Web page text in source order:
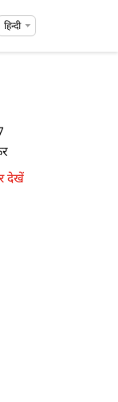
हिन्दी
देखें